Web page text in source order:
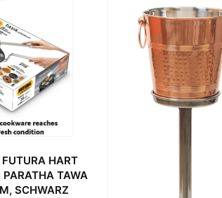
HART
PARATHA TAWA
SCHWARZ